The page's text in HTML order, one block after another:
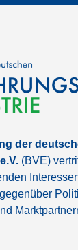
der
(BVE)